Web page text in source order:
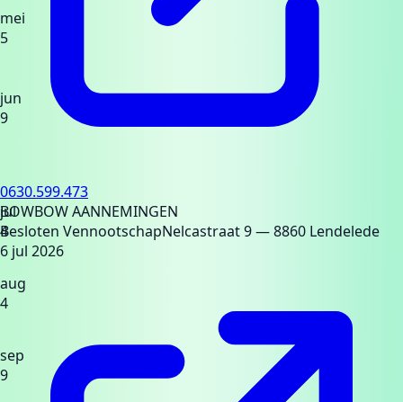
mei
5
jun
9
jul
4
aug
4
sep
9
0630.599.473
BOWBOW AANNEMINGEN
Besloten VennootschapNelcastraat 9— 8860 Lendelede
6 jul 2026